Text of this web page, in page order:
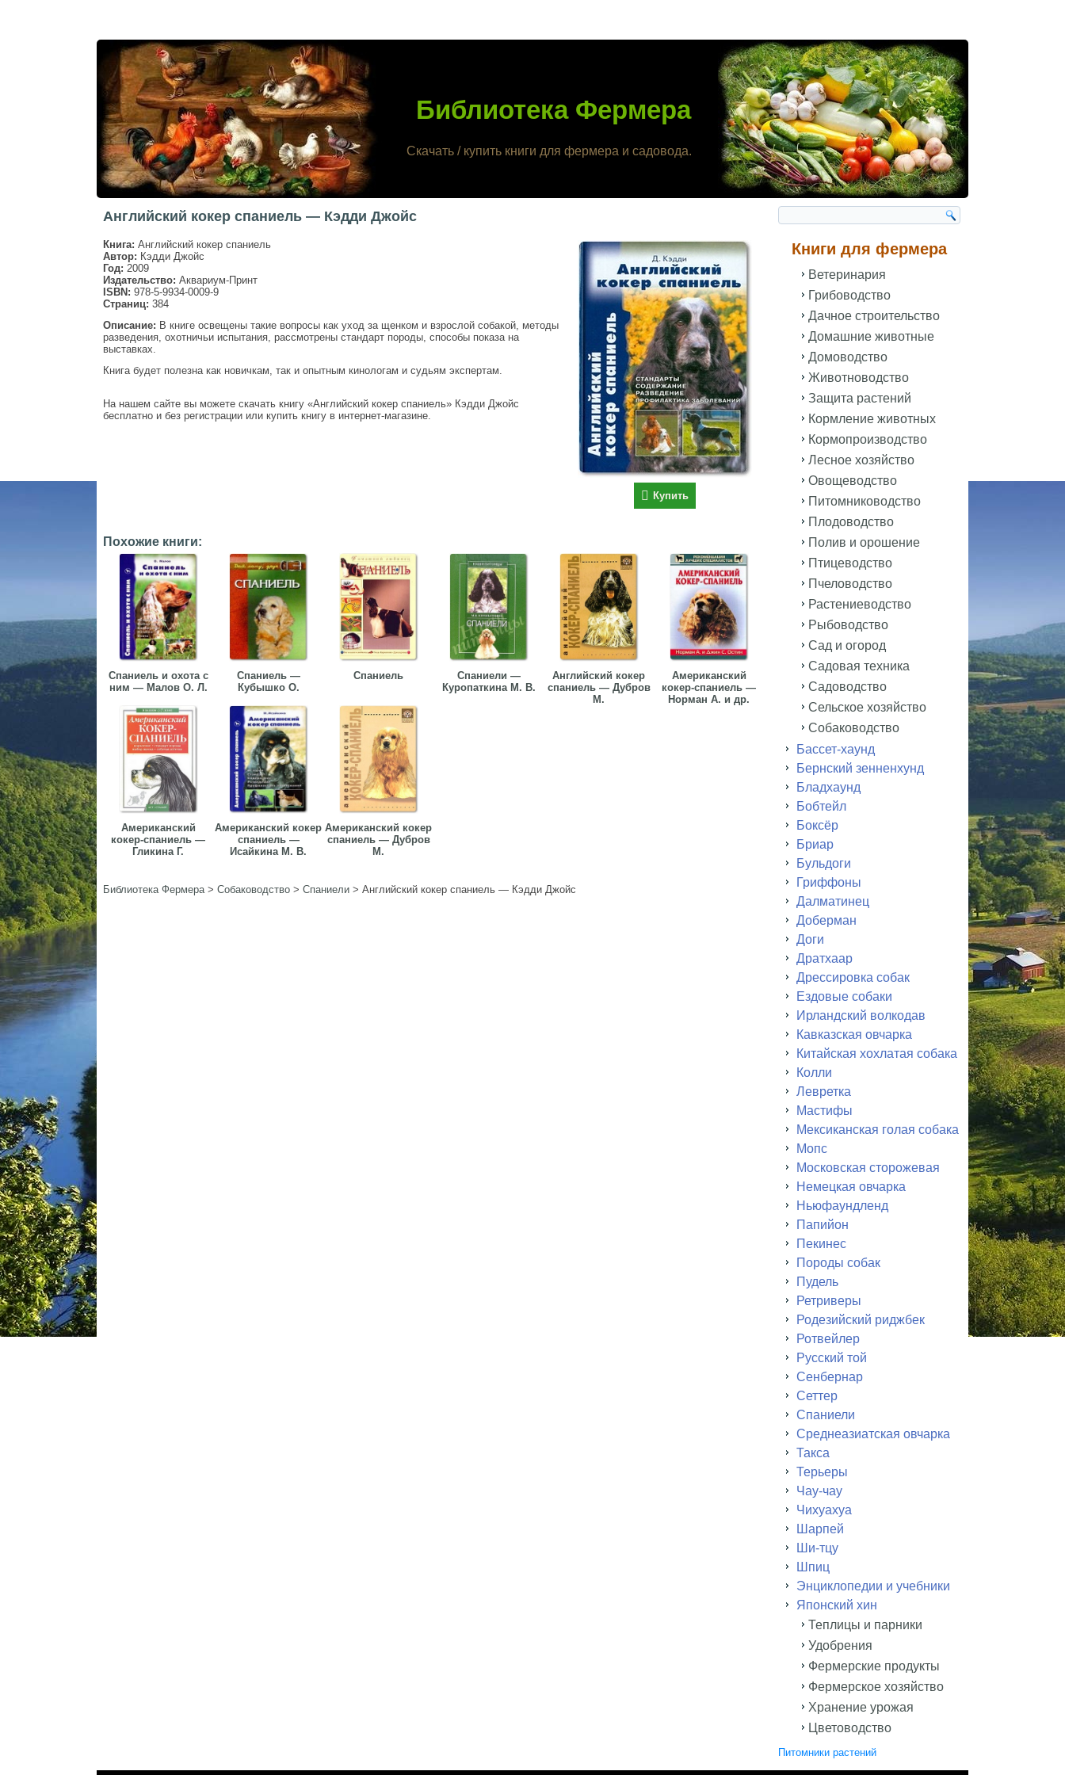
Библиотека Фермера
Скачать / купить книги для фермера и садовода.
Английский кокер спаниель — Кэдди Джойс
Купить
Книга: Английский кокер спаниель
Автор: Кэдди Джойс
Год: 2009
Издательство: Аквариум-Принт
ISBN: 978-5-9934-0009-9
Страниц: 384
Описание: В книге освещены такие вопросы как уход за щенком и взрослой собакой, методы
разведения, охотничьи испытания, рассмотрены стандарт породы, способы показа на
выставках.
Книга будет полезна как новичкам, так и опытным кинологам и судьям экспертам.
На нашем сайте вы можете скачать книгу «Английский кокер спаниель» Кэдди Джойс
бесплатно и без регистрации или купить книгу в интернет-магазине.
Похожие книги:
Спаниель и охота с
ним — Малов О. Л.
Спаниель —
Кубышко О.
Спаниель
Спаниели —
Куропаткина М. В.
Английский кокер
спаниель — Дубров
М.
Американский
кокер-спаниель —
Норман А. и др.
Американский
кокер-спаниель —
Гликина Г.
Американский кокер
спаниель —
Исайкина М. В.
Американский кокер
спаниель — Дубров
М.
Библиотека Фермера> Собаководство > Спаниели > Английский кокер спаниель — Кэдди Джойс
Книги для фермера
Ветеринария
Грибоводство
Дачное строительство
Домашние животные
Домоводство
Животноводство
Защита растений
Кормление животных
Кормопроизводство
Лесное хозяйство
Овощеводство
Питомниководство
Плодоводство
Полив и орошение
Птицеводство
Пчеловодство
Растениеводство
Рыбоводство
Сад и огород
Садовая техника
Садоводство
Сельское хозяйство
Собаководство
Бассет-хаунд
Бернский зенненхунд
Бладхаунд
Бобтейл
Боксёр
Бриар
Бульдоги
Гриффоны
Далматинец
Доберман
Доги
Дратхаар
Дрессировка собак
Ездовые собаки
Ирландский волкодав
Кавказская овчарка
Китайская хохлатая собака
Колли
Левретка
Мастифы
Мексиканская голая собака
Мопс
Московская сторожевая
Немецкая овчарка
Ньюфаундленд
Папийон
Пекинес
Породы собак
Пудель
Ретриверы
Родезийский риджбек
Ротвейлер
Русский той
Сенбернар
Сеттер
Спаниели
Среднеазиатская овчарка
Такса
Терьеры
Чау-чау
Чихуахуа
Шарпей
Ши-тцу
Шпиц
Энциклопедии и учебники
Японский хин
Теплицы и парники
Удобрения
Фермерские продукты
Фермерское хозяйство
Хранение урожая
Цветоводство
Питомники растений